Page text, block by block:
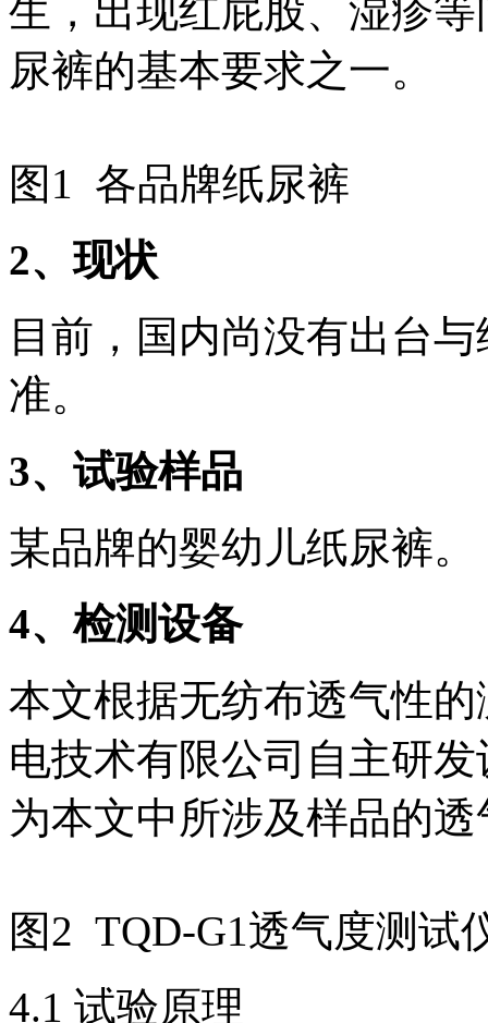
生，出现红屁股、湿疹
尿裤的基本要求之一。
图1 各品牌纸尿裤
2、现状
目前，国内尚没有出台
准。
3、试验样品
某品牌的婴幼儿纸尿裤。
4、检测设备
本文根据无纺布透气性
电技术有限公司自主研
为本文中所涉及样品的
图2 TQD-G1透气度测试
4.1 试验原理